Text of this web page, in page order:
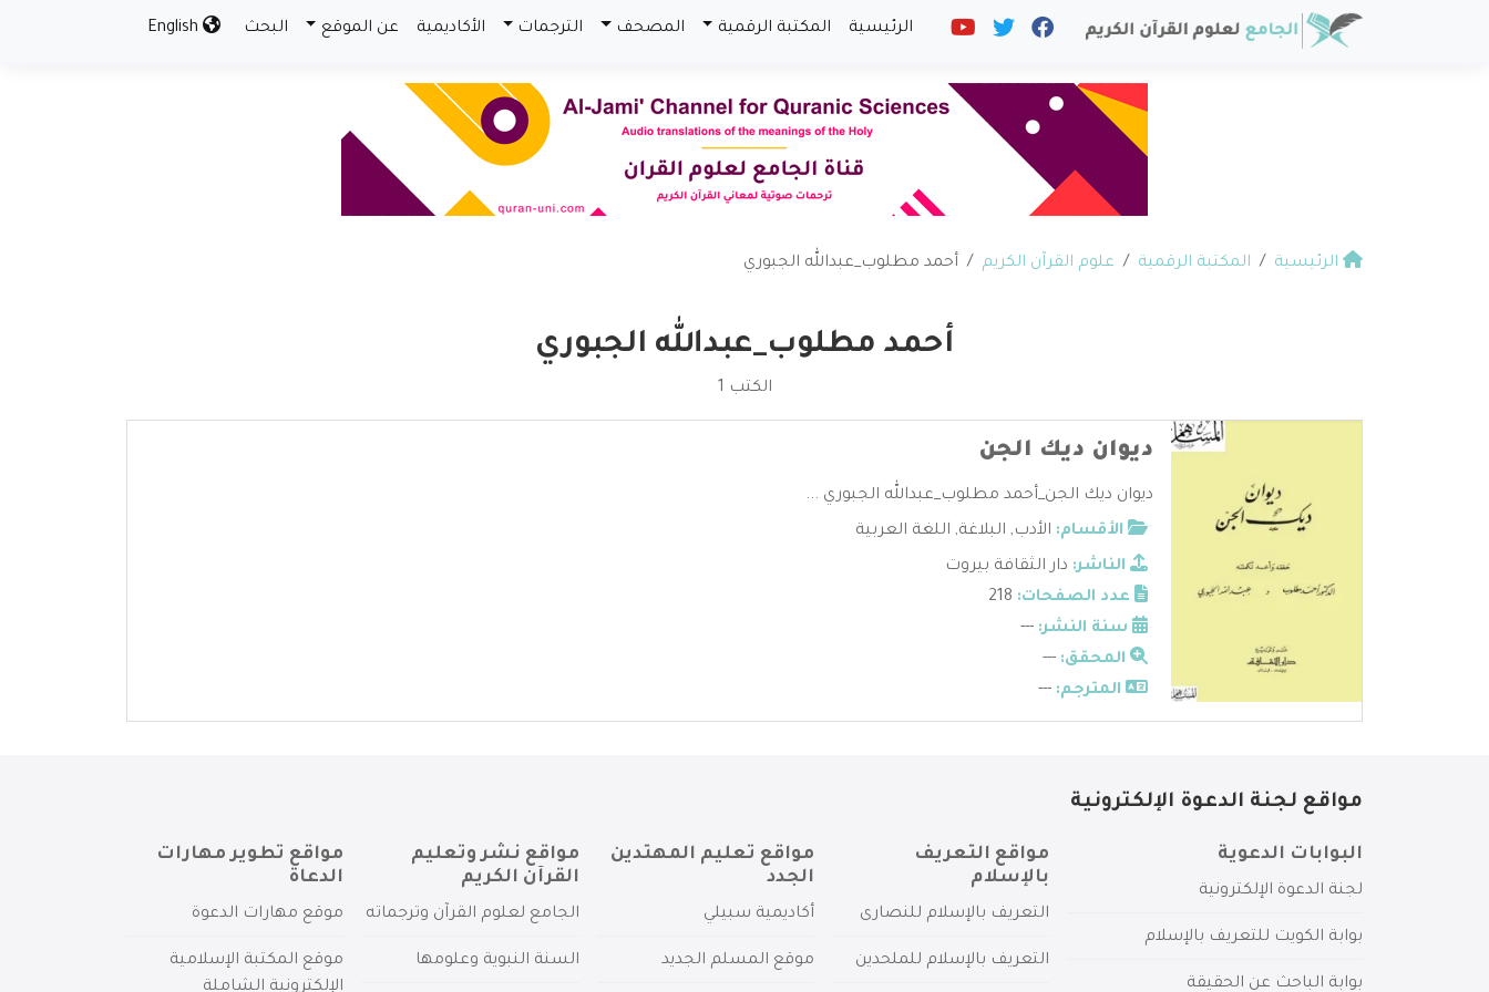
الرئيسية المكتبة الرقمية المصحف الترجمات الأكاديمية عن الموقع البحث
الرئيسية المكتبة الرقمية علوم القرآن الكريم أحمد مطلوب_عبدالله الجبوري
أحمد مطلوب_عبدالله الجبوري
الكتب 1
ديوان ديك الجن
ديوان ديك الجن_أحمد مطلوب_عبدالله الجبوري ...
الأقسام: الأدب, البلاغة, اللغة العربية
الناشر: دار الثقافة بيروت
عدد الصفحات:
سنة النشر: ---
المحقق: ---
المترجم: ---
مواقع لجنة الدعوة الإلكترونية
البوابات الدعوية
لجنة الدعوة الإلكترونية
بوابة الكويت للتعريف بالإسلام
بوابة الباحث عن الحقيقة
مواقع التعريف
بالإسلام
التعريف بالإسلام للنصارى
التعريف بالإسلام للملحدين
مواقع تعليم المهتدين
الجدد
أكاديمية سبيلي
موقع المسلم الجديد
مواقع نشر وتعليم
القرآن الكريم
الجامع لعلوم القرآن وترجماته
السنة النبوية وعلومها
مواقع تطوير مهارات
الدعاة
موقع مهارات الدعوة
موقع المكتبة الإسلامية
الإلكترونية الشاملة